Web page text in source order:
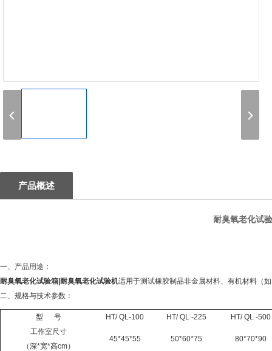
产品概述
耐臭氧老化试
一、产品用途：
耐臭氧老化试验箱|耐臭氧老化试验机适用于测试橡胶制品非金属材料、有机材料（
二、规格与技术参数：
型 号 HT/ QL-100 HT/ QL -225
HT/ QL -500
工作室尺寸
（深*宽*高cm）
45*45*55 50*60*75 80*70*90